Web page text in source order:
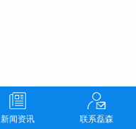
新闻资讯 联系磊森